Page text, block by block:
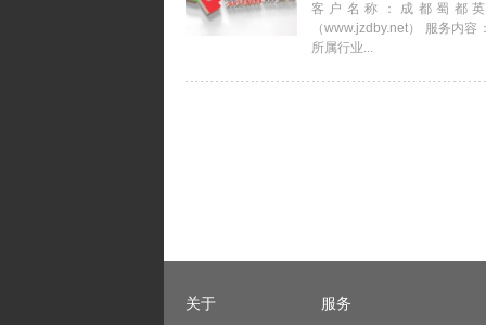
客户名称：成都蜀都
（www.jzdby.net） 服务内
所属行业...
关于 服务